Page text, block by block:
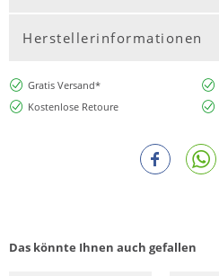
Herstellerinformationen
Gratis Versand*
Kostenlose Retoure
Das könnte Ihnen auch gefallen